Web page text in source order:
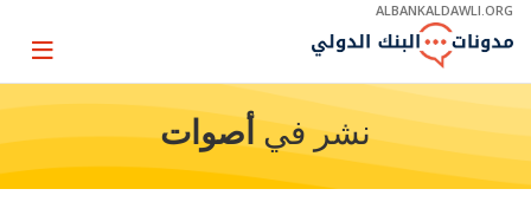
Skip
Main
ALBANKALDAWLI.ORG
Page
نشر في أصوات